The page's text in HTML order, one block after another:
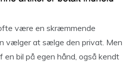
være en skræmmende
vælger at sælge den privat. Men
bil på egen hånd, også kendt